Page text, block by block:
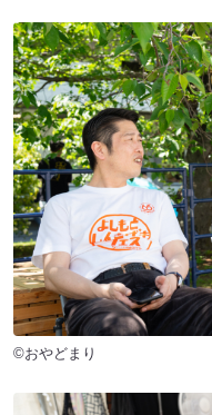
©おやどまり